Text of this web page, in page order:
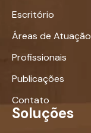
Escritório
Áreas de Atuação
Profissionais
Publicações
Contato
Soluções